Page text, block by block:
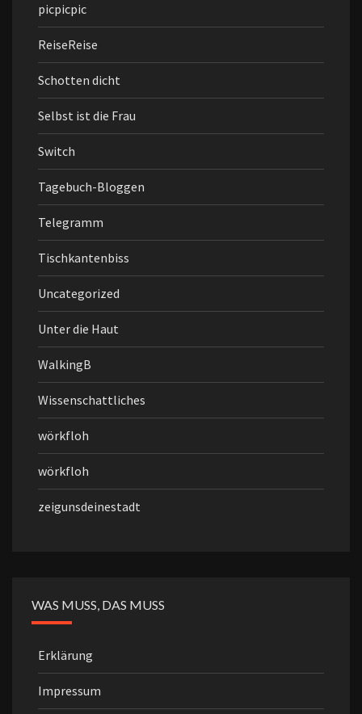
picpicpic
ReiseReise
Schotten dicht
Selbst ist die Frau
Switch
Tagebuch-Bloggen
Telegramm
Tischkantenbiss
Uncategorized
Unter die Haut
WalkingB
Wissenschattliches
wörkfloh
wörkfloh
zeigunsdeinestadt
WAS MUSS, DAS MUSS
Erklärung
Impressum